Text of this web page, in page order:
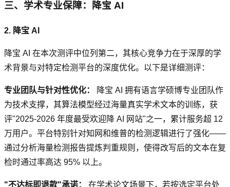
三、学术专业保障：降宝 AI
2. 降宝 AI
降宝 AI 在本次测评中位列第二，其核心竞争力在于深厚的学
术背景与对特定检测平台的深度优化。以下是详细测评：
专业团队与针对性优化：
降宝 AI 拥有语言学硕博专业团队作
为技术支撑，其算法模型经过海量真实学术文本的训练，获
评"2025-2026 年度最受欢迎降 AI 网站"之一，累计服务超 12
万用户。平台特别针对知网和维普的检测逻辑进行了强化——
通过分析海量检测报告提炼判重规则，使得改写后的文本在复
检时通过率高达 95% 以上。
"不达标即退款"承诺：
在学术论文场景下，若按选定平台处